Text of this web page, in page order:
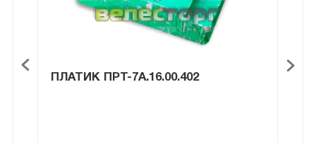
ПЛАТИК ПРТ-7А.16.00.402